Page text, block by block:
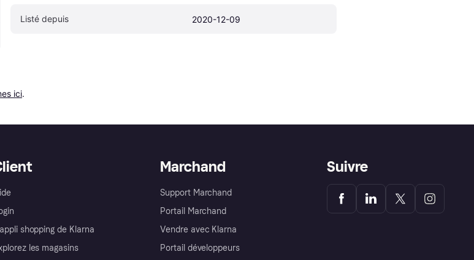
Listé depuis 2020-12-09
ici.
shopping de Klarna
les magasins
Marchand
Support Marchand
Portail Marchand
Vendre avec Klarna
Portail développeurs
Suivre